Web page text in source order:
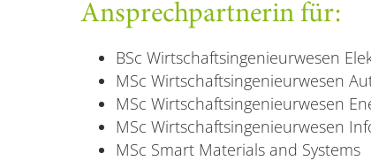
Ansprechpartnerin für:
BSc Wirtschaftsingenieurwesen
MSc Wirtschaftsingenieurwesen
MSc Wirtschaftsingenieurwesen
MSc Wirtschaftsingenieurwesen
MSc Smart Materials and Systems